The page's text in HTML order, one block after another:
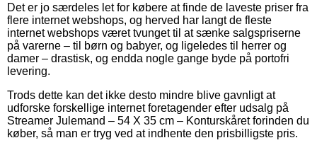
Det er jo særdeles let for købere at finde de laveste priser fra
flere internet webshops, og herved har langt de fleste
internet webshops været tvunget til at sænke salgspriserne
på varerne – til børn og babyer, og ligeledes til herrer og
damer – drastisk, og endda nogle gange byde på portofri
levering.
Trods dette kan det ikke desto mindre blive gavnligt at
udforske forskellige internet foretagender efter udsalg på
Streamer Julemand – 54 X 35 cm – Konturskåret forinden du
køber, så man er tryg ved at indhente den prisbilligste pris.